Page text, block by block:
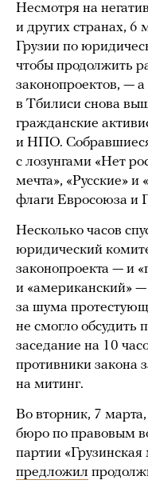
Несмотря на
и других странах, 6
Грузии по
чтобы продолжить
законопроектов, —
в Тбилиси снова
гражданские
и НПО.
с лозунгами «Нет
мечта», «Русские» и
флаги Евросоюза и
Несколько часов
юридический
законопроекта — и
и «американский»
за шума
не смогло обсудить
заседание на 10
противники закона
на митинг.
Во вторник, 7
бюро по правовым
партии
предложил